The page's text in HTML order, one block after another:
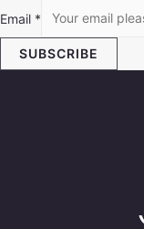
Email *
SUBSCRIBE